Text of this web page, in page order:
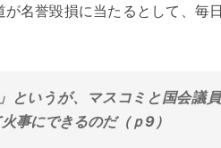
名誉毀損に当たるとして、毎
というが、マスコミと国会議
事にできるのだ（ｐ9）